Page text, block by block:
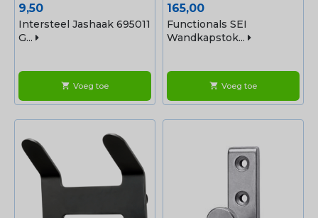
Prijs
9,50
Intersteel Jashaak 695011
G...
shopping_cart Voeg toe
Prijs
165,00
Functionals SEI
Wandkapstok...
shopping_cart Voeg toe